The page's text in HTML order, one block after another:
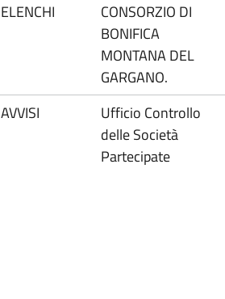
ELENCHI
CONSORZIO DI
BONIFICA
MONTANA DEL
GARGANO.
AVVISI
Ufficio Controllo
delle Società
Partecipate